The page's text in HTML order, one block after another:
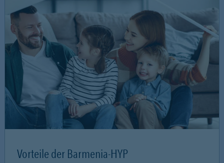
Vorteile der Barmenia-HYP